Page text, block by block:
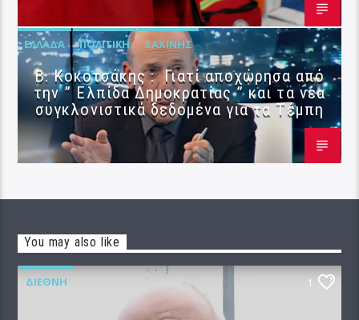
ΕΛΛΆΔΑ ΠΟΛΙΤΙΚΉ ΣΑΧΊΝΗΣ
Β. Κοκοτσάκης : Γιατί αποχώρησα από
την ” Ελπίδα Δημοκρατίας ” και τα νέα
συγκλονιστικά δεδομένα για τα Τέμπη
You may also like
ΔΙΕΘΝΉ 1